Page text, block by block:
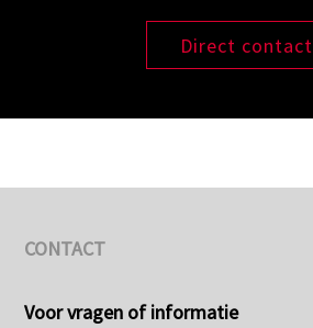
Direct contact
CONTACT
Voor vragen of informatie